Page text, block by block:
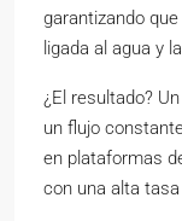
garantizando
ligada al agua y
¿El resultado?
un flujo
en plataformas
con una alta tasa